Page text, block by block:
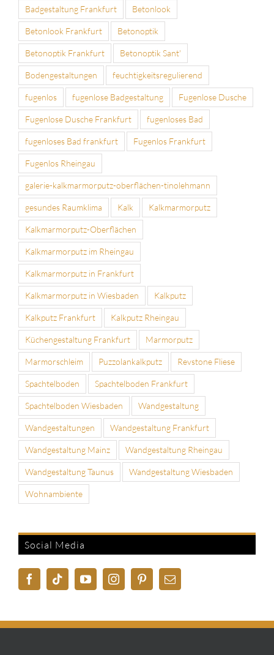
Badgestaltung Frankfurt Betonlook
Betonlook Frankfurt Betonoptik
Betonoptik Frankfurt Betonoptik Sant'
Bodengestaltungen feuchtigkeitsregulierend
fugenlos fugenlose Badgestaltung Fugenlose Dusche
Fugenlose Dusche Frankfurt fugenloses Bad
fugenloses Bad frankfurt Fugenlos Frankfurt
Fugenlos Rheingau
galerie-kalkmarmorputz-oberflächen-tinolehmann
gesundes Raumklima Kalk Kalkmarmorputz
Kalkmarmorputz-Oberflächen
Kalkmarmorputz im Rheingau
Kalkmarmorputz in Frankfurt
Kalkmarmorputz in Wiesbaden Kalkputz
Kalkputz Frankfurt Kalkputz Rheingau
Küchengestaltung Frankfurt Marmorputz
Marmorschleim Puzzolankalkputz Revstone Fliese
Spachtelboden Spachtelboden Frankfurt
Spachtelboden Wiesbaden Wandgestaltung
Wandgestaltungen Wandgestaltung Frankfurt
Wandgestaltung Mainz Wandgestaltung Rheingau
Wandgestaltung Taunus Wandgestaltung Wiesbaden
Wohnambiente
Social Media